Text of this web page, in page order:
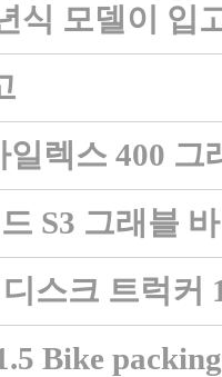
식 모델이 입
일렉스 400 그
S3 그래블
스크 트럭커
Bike